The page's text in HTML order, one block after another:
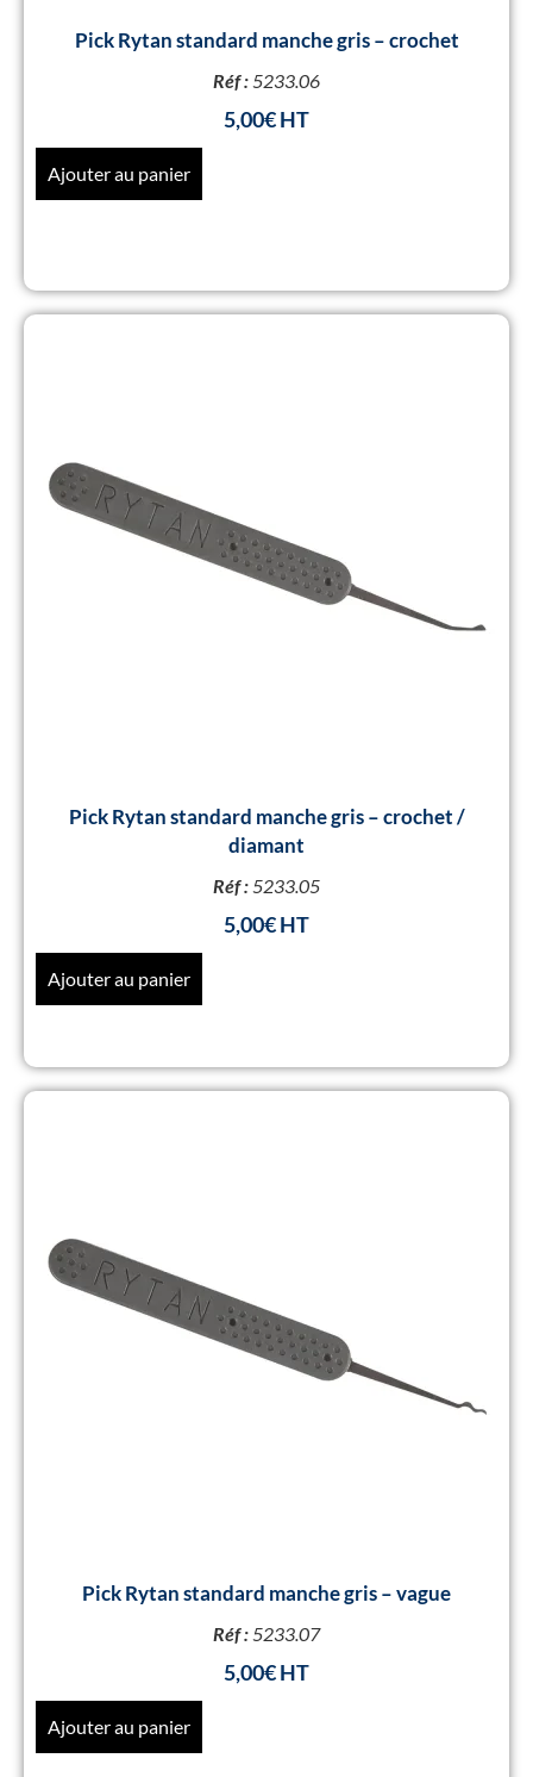
Pick Rytan standard manche gris – crochet
Réf :5233.06
5,00€
Ajouter au panier
Pick Rytan standard manche gris – crochet /
diamant
Réf :5233.05
5,00€
Ajouter au panier
Pick Rytan standard manche gris – vague
Réf :5233.07
5,00€
Ajouter au panier